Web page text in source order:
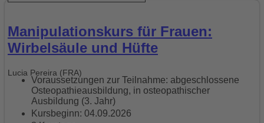
Manipulationskurs für Frauen:
Wirbelsäule und Hüfte
Lucia Pereira (FRA)
Voraussetzungen zur Teilnahme: abgeschlossene
Osteopathieausbildung, in osteopathischer
Ausbildung (3. Jahr)
Kursbeginn: 04.09.2026